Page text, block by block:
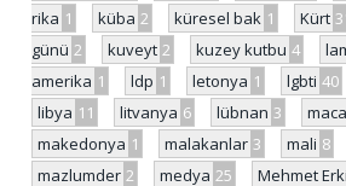
rika 1 küba 2 küresel bak 1 Kürt
günü 2 kuveyt 2 kuzey kutbu 4
amerika 1 ldp 1 letonya 1 lgbti 40
libya 11 litvanya 6 lübnan 3
makedonya 1 malakanlar 3 mali 8
mazlumder 2 medya 25 Mehmet